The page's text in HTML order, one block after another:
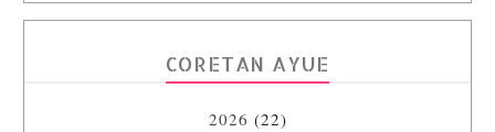
CORETAN AYUE
2026 (22)